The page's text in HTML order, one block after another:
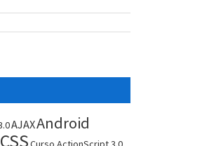
AJAXAndroid
CSS